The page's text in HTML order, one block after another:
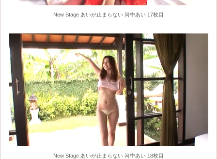
New Stage あいが止まらない 河中あい 17枚目
New Stage あいが止まらない 河中あい 18枚目